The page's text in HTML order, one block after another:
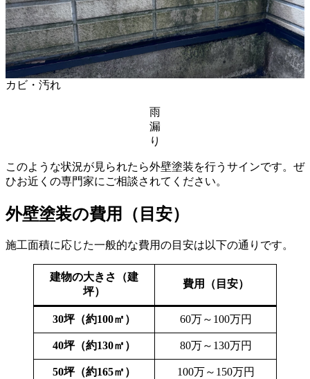
カビ・汚れ
雨
漏
り
このような状況が見られたら外壁塗装を行うサインです。ぜ
ひお近くの専門家にご相談されてください。
外壁塗装の費用（目安）
施工面積に応じた一般的な費用の目安は以下の通りです。
建物の大きさ（建
坪）
費用（目安）
30坪（約100㎡） 60万～100万円
40坪（約130㎡） 80万～130万円
50坪（約165㎡） 100万～150万円